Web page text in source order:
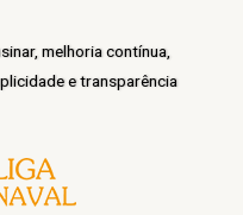
melhoria contínua,
e transparência